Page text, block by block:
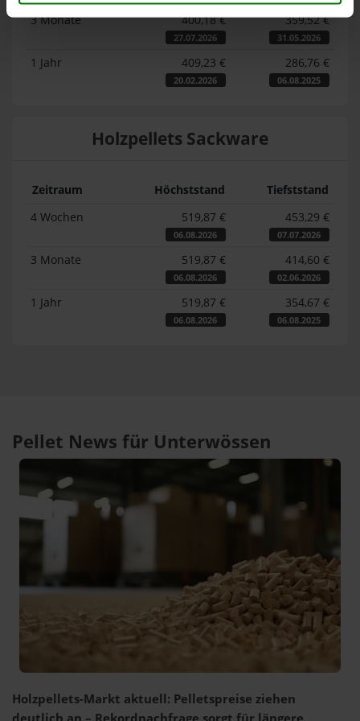
3 Monate 400,18 €
27.07.2026
359,52 €
31.05.2026
1 Jahr 409,23 €
20.02.2026
286,76 €
06.08.2025
Holzpellets Sackware
Zeitraum Höchststand
Tiefststand
4 Wochen
519,87 €
06.08.2026
453,29 €
07.07.2026
3 Monate 519,87 €
06.08.2026
414,60 €
02.06.2026
1 Jahr 519,87 €
06.08.2026
354,67 €
06.08.2025
Pellet News für Unterwössen
Holzpellets-Markt aktuell: Pelletspreise ziehen